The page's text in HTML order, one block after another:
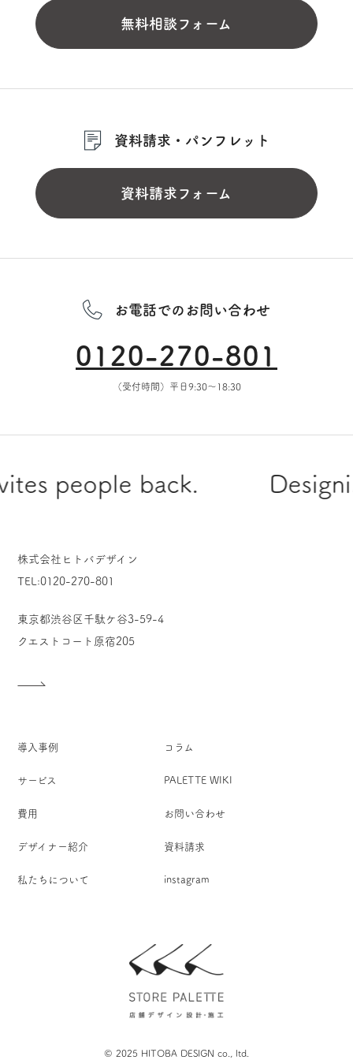
無料相談フォーム
資料請求・パンフレット
資料請求フォーム
お電話でのお問い合わせ
0120-270-801
（受付時間）平日9:30〜18:30
back. Designing a
株式会社ヒトバデザイン
TEL:0120-270-801
東京都渋谷区千駄ケ谷3-59-4
クエストコート原宿205
導入事例
サービス
費用
デザイナー紹介
私たちについて
コラム
PALETTE WIKI
お問い合わせ
資料請求
instagram
© 2025 HITOBA DESIGN co., ltd.